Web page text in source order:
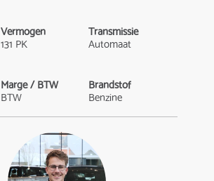
Vermogen
131 PK
Transmissie
Automaat
Marge / BTW
BTW
Brandstof
Benzine